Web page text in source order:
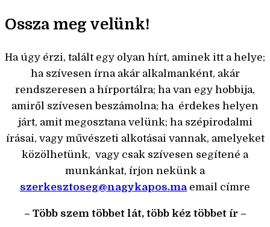
Ossza meg velünk!
Ha úgy érzi, talált egy olyan hírt, aminek itt a helye;
ha szívesen írna akár alkalmanként, akár
rendszeresen a hírportálra; ha van egy hobbija,
amiről szívesen beszámolna; ha érdekes helyen
járt, amit megosztana velünk; ha szépirodalmi
írásai, vagy művészeti alkotásai vannak, amelyeket
közölhetünk, vagy csak szívesen segítené a
munkánkat, írjon nekünk a
szerkesztoseg@nagykapos.ma email címre
– Több szem többet lát, több kéz többet ír –